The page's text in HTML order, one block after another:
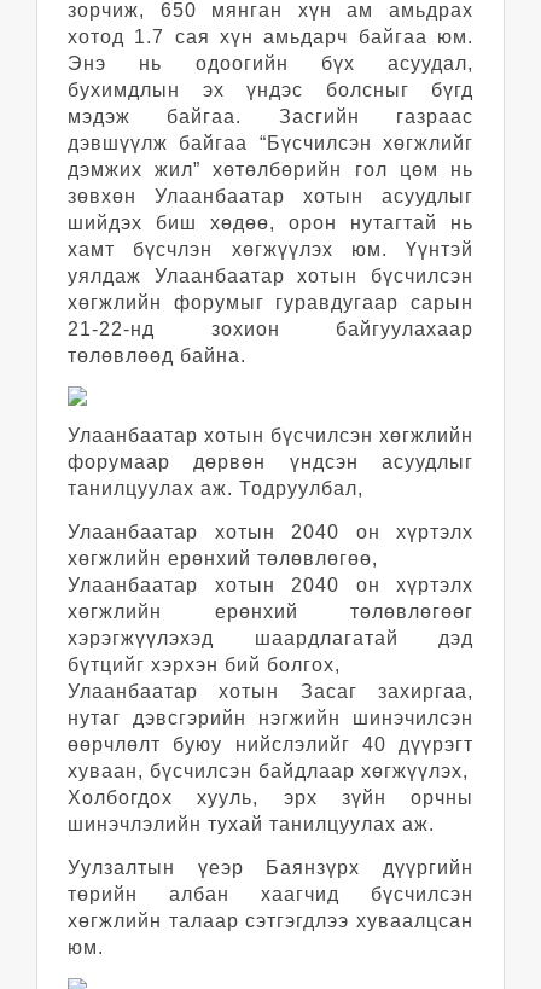
зорчиж, 650 мянган хүн ам амьдрах
хотод 1.7 сая хүн амьдарч байгаа юм.
Энэ нь одоогийн бүх асуудал,
бухимдлын эх үндэс болсныг бүгд
мэдэж байгаа. Засгийн газраас
дэвшүүлж байгаа “Бүсчилсэн хөгжлийг
дэмжих жил” хөтөлбөрийн гол цөм нь
зөвхөн Улаанбаатар хотын асуудлыг
шийдэх биш хөдөө, орон нутагтай нь
хамт бүсчлэн хөгжүүлэх юм. Үүнтэй
уялдаж Улаанбаатар хотын бүсчилсэн
хөгжлийн форумыг гуравдугаар сарын
21-22-нд зохион байгуулахаар
төлөвлөөд байна.
Улаанбаатар хотын бүсчилсэн хөгжлийн
форумаар дөрвөн үндсэн асуудлыг
танилцуулах аж. Тодруулбал,
Улаанбаатар хотын 2040 он хүртэлх
хөгжлийн ерөнхий төлөвлөгөө,
Улаанбаатар хотын 2040 он хүртэлх
хөгжлийн ерөнхий төлөвлөгөөг
хэрэгжүүлэхэд шаардлагатай дэд
бүтцийг хэрхэн бий болгох,
Улаанбаатар хотын Засаг захиргаа,
нутаг дэвсгэрийн нэгжийн шинэчилсэн
өөрчлөлт буюу нийслэлийг 40 дүүрэгт
хуваан, бүсчилсэн байдлаар хөгжүүлэх,
Холбогдох хууль, эрх зүйн орчны
шинэчлэлийн тухай танилцуулах аж.
Уулзалтын үеэр Баянзүрх дүүргийн
төрийн албан хаагчид бүсчилсэн
хөгжлийн талаар сэтгэгдлээ хуваалцсан
юм.